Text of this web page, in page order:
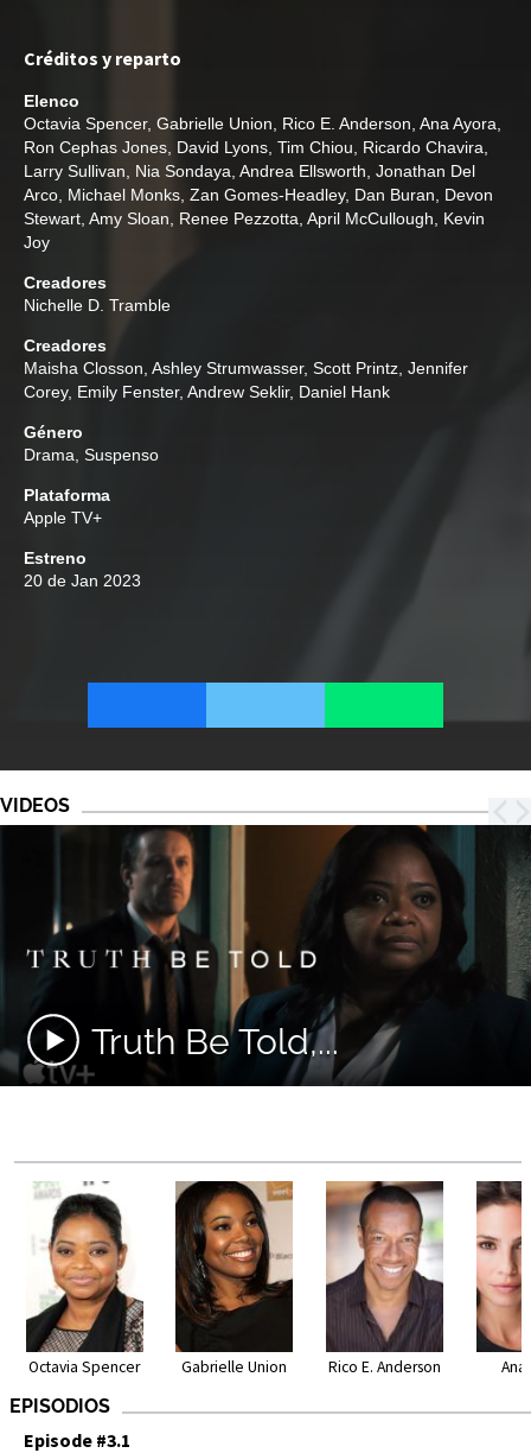
Créditos y reparto
Elenco
Octavia Spencer, Gabrielle Union Rico E. Anderson Ana Ayora
Ron Cephas Jones David Lyons Tim Chiou Ricardo Chavira
Larry Sullivan
Nia Sondaya Andrea Ellsworth Jonathan Del
Arco Michael Monks Zan Gomes-Headley, Dan Buran
Devon
Stewart Amy Sloan Renee Pezzotta April McCullough
Kevin
Joy
Creadores
Nichelle D. Tramble
Creadores
Maisha Closson Ashley Strumwasser, Scott Printz Jennifer
Corey, Emily Fenster, Andrew Seklir, Daniel Hank
Género
Drama Suspenso
Plataforma
Apple TV+
Estreno
20 de Jan 2023
VIDEOS
Truth Be Told,...
Octavia Spencer Gabrielle Union Rico E. Anderson Ana
EPISODIOS
Episode #3.1